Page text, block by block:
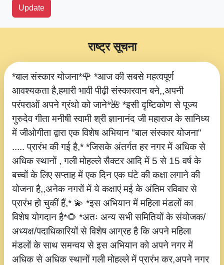
Update
*बाल संस्कार योजना*🌹 *आज की सबसे महत्वपूर्ण
आवश्यकता है,हमारी भावी पीढ़ी संस्कारवान बने,,अपनी
परंपराओं अपने ग्रंथो को जाने*🌺 *इसी दृष्टिकोण से पूज्य
गुरुदेव गीता मनीषी स्वामी श्री ज्ञानानंद जी महाराज के सानिध्य
में जीओगीता द्वारा एक विशेष अभियान "बाल संस्कार योजना"
..... प्रारंभ की गई है,* *जिसके अंतर्गत हर नगर में अधिक से
अधिक स्थानों , गली मोहल्ले सैक्टर आदि में 5 से 15 वर्ष के
बच्चों के लिए सप्ताह में एक दिन एक घंटे की कक्षा लगाने की
योजना है,,अनेक नगरों में ये कक्षाएं मई के अंतिम रविवार से
प्रारंभ हो चुकीं हैं,* 💫 *इस अभियान में महिला मंडलों का
विशेष योगदान है*🌻 *अतः अन्य सभी समितियों के संयोजक/
अध्यक्ष/पदाधिकारियों से विशेष आग्रह है कि अपने महिला
मंडलों के साथ समन्वय से इस अभियान को अपने नगर में
अधिक से अधिक स्थानों गली मोहल्ले में प्रारंभ कर,अपने नगर
राष्ट्र सूचना